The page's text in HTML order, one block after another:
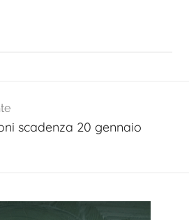
scadenza 20 gennaio